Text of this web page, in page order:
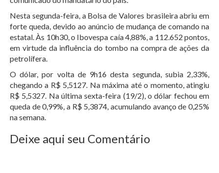
Nesta segunda-feira, a Bolsa de Valores brasileira abriu em
forte queda, devido ao anúncio de mudança de comando na
estatal. Às 10h30, o Ibovespa caía 4,88%, a 112.652 pontos,
em virtude da influência do tombo na compra de ações da
petrolífera.
O dólar, por volta de 9h16 desta segunda, subia 2,33%,
chegando a R$ 5,5127. Na máxima até o momento, atingiu
R$ 5,5327. Na última sexta-feira (19/2), o dólar fechou em
queda de 0,99%, a R$ 5,3874, acumulando avanço de 0,25%
na semana.
Deixe aqui seu Comentário